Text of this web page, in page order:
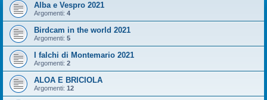
Alba e Vespro 2021
Argomenti: 4
Birdcam in the world 2021
Argomenti: 5
I falchi di Montemario 2021
Argomenti: 2
ALOA E BRICIOLA
Argomenti: 12